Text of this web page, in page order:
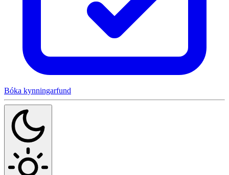
Bóka kynningarfund